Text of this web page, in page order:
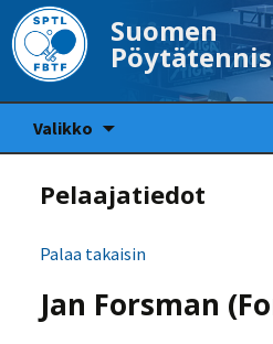
Suomen
Valikko
Pelaajatiedot
Palaa takaisin
Jan Forsman